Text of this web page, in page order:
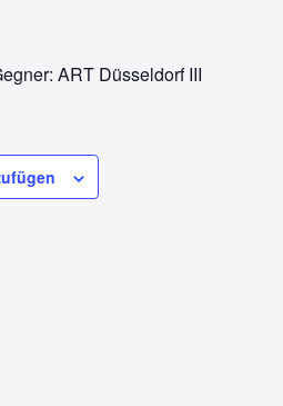
ART Düsseldorf III